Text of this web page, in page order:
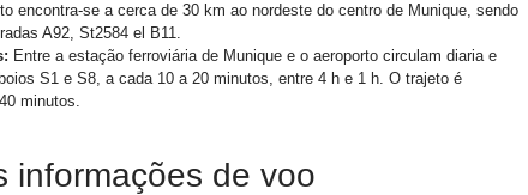
encontra-se a cerca de 30 km ao nordeste do centro de Munique, sendo
A92, St2584 el B11.
Entre a estação ferroviária de Munique e o aeroporto circulam diaria e
S1 e S8, a cada 10 a 20 minutos, entre 4 h e 1 h. O trajeto é
minutos.
informações de voo